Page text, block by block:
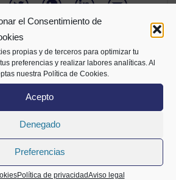
el Consentimiento de
propias y de terceros para optimizar tu
preferencias y realizar labores analíticas. Al
nuestra Política de Cookies.
Acepto
Denegado
Preferencias
Política de privacidadAviso legal
Alameda Mazarredo 69,
48009 Bilbao